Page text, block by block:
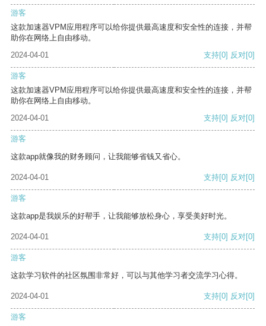
游客
这款加速器VPM应用程序可以给你提供最高速度和安全性的连接，并帮
助你在网络上自由移动。
2024-04-01
支持[0] 反对[0]
游客
这款加速器VPM应用程序可以给你提供最高速度和安全性的连接，并帮
助你在网络上自由移动。
2024-04-01
支持[0] 反对[0]
游客
这款app就像我的财务顾问，让我能够省钱又省心。
2024-04-01 支持[0] 反对[0]
游客
这款app是我娱乐的好帮手，让我能够放松身心，享受美好时光。
2024-04-01 支持[0] 反对[0]
游客
这款学习软件的社区氛围非常好，可以与其他学习者交流学习心得。
2024-04-01 支持[0] 反对[0]
游客